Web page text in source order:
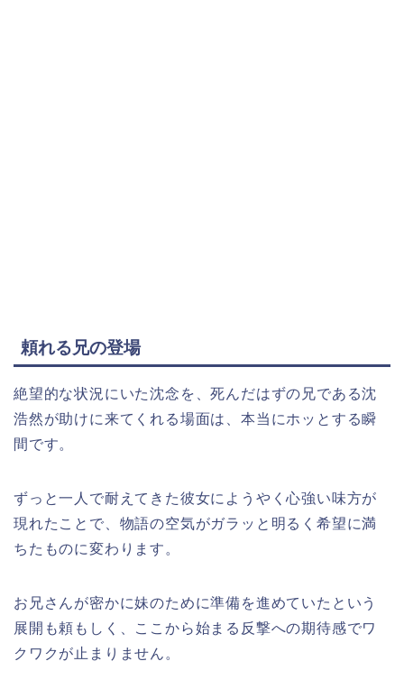
頼れる兄の登場
絶望的な状況にいた沈念を、死んだはずの兄である沈
浩然が助けに来てくれる場面は、本当にホッとする瞬
間です。
ずっと一人で耐えてきた彼女にようやく心強い味方が
現れたことで、物語の空気がガラッと明るく希望に満
ちたものに変わります。
お兄さんが密かに妹のために準備を進めていたという
展開も頼もしく、ここから始まる反撃への期待感でワ
クワクが止まりません。